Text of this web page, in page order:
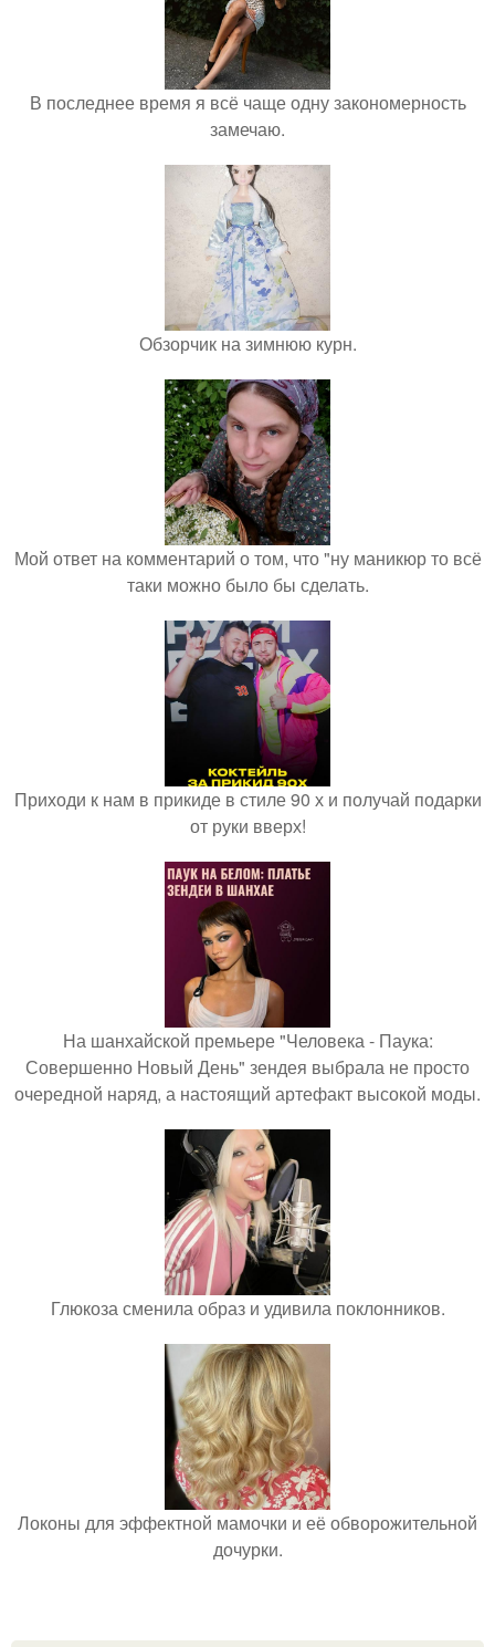
В последнее время я всё чаще одну закономерность
замечаю.
Обзорчик на зимнюю курн.
Мой ответ на комментарий о том, что "ну маникюр то всё
таки можно было бы сделать.
Приходи к нам в прикиде в стиле 90 х и получай подарки
от руки вверх!
На шанхайской премьере "Человека - Паука:
Совершенно Новый День" зендея выбрала не просто
очередной наряд, а настоящий артефакт высокой моды.
Глюкоза сменила образ и удивила поклонников.
Локоны для эффектной мамочки и её обворожительной
дочурки.